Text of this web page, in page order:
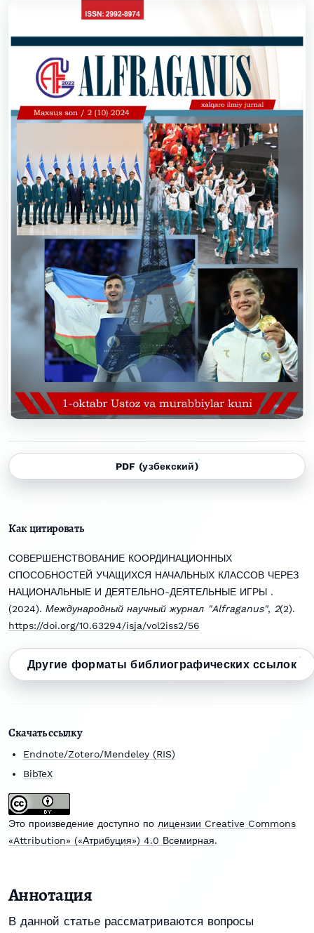
PDF (узбекский)
Как цитировать
СОВЕРШЕНСТВОВАНИЕ КООРДИНАЦИОННЫХ
СПОСОБНОСТЕЙ УЧАЩИХСЯ НАЧАЛЬНЫХ КЛАССОВ ЧЕРЕЗ
НАЦИОНАЛЬНЫЕ И ДЕЯТЕЛЬНО-ДЕЯТЕЛЬНЫЕ ИГРЫ .
(2024). Международный научный журнал "Alfraganus", 2(2).
https://doi.org/10.63294/isja/vol2iss2/56
Другие форматы библиографических ссылок
Скачать ссылку
Endnote/Zotero/Mendeley (RIS)
BibTeX
Это произведение доступно по лицензии Creative Commons
«Attribution» («Атрибуция») 4.0 Всемирная.
Аннотация
В данной статье рассматриваются вопросы